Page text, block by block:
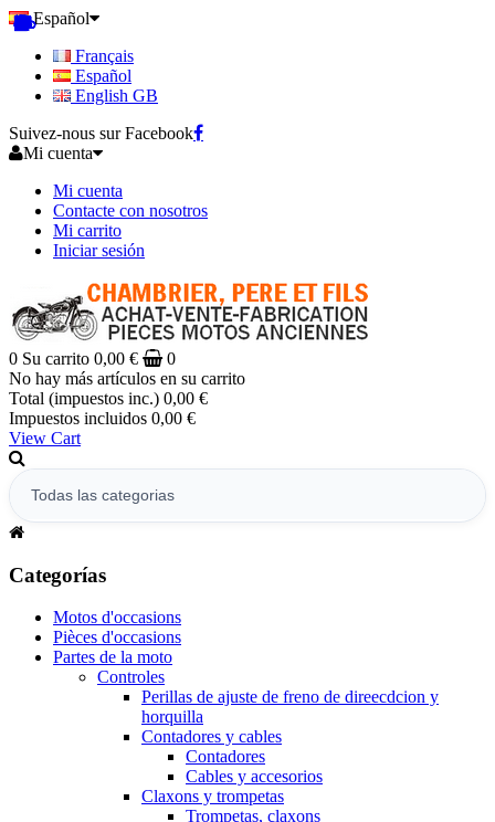
Español
Français
Español
English GB
Suivez-nous sur Facebook
Mi cuenta
Mi cuenta
Contacte con nosotros
Mi carrito
Iniciar sesión
0 Su carrito 0,00 €
0
No hay más artículos en su carrito
Total (impuestos inc.) 0,00 €
Impuestos incluidos 0,00 €
View Cart
Categorías
Motos d'occasions
Pièces d'occasions
Partes de la moto
Controles
Perillas de ajuste de freno de direecdcion y
horquilla
Contadores y cables
Contadores
Cables y accesorios
Claxons y trompetas
Trompetas, claxons